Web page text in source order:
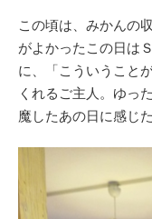
この頃は、みかんの
がよかったこの日は
に、「こういうこと
くれるご主人。ゆっ
魔したあの日に感じ